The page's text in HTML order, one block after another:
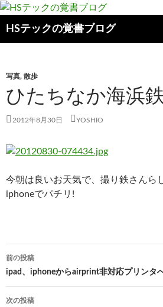
HSテックの覚書ブログ
ン
ツ
へ
ス
プ
写真, 散歩
ひたちなか海浜
2012年8月30日 YOSHIO
今朝は良いお天気で、撮り鉄さんら
iphoneでパチリ!
投
稿
前の投稿
ipad、iphoneからairprint非対応プリンタ
次の投稿